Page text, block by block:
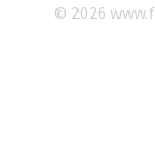
© 2026